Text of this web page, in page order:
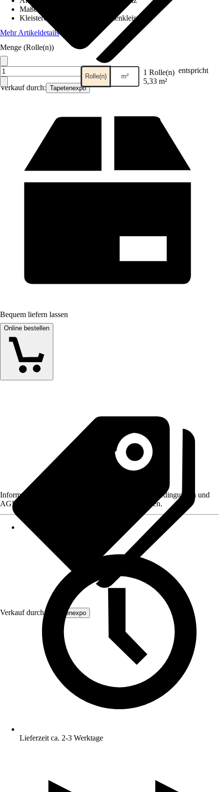
Verkauf durch: Tapetenexpo
Maße (BxH)
Kleisterempfehlung
Vliestapetenkleister
Mehr Artikeldetails
Menge (Rolle(n))
Rolle(n) m² 1 Rolle(n) entspricht
5,33 m²
Bequem liefern lassen
Online bestellen
Verkauf durch: Tapetenexpo
Informationen des Verkäufers, wie z. B. Rückgabebedingungen und
AGB, finden Sie bei Klick auf den Verkäufernamen.
Lieferzeit ca. 2-3 Werktage